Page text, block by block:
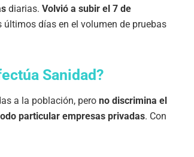
diarias. Volvió a subir el 7 de
últimos días en el volumen de pruebas
Sanidad?
a la población, pero no discrimina el
particular empresas privadas. Con